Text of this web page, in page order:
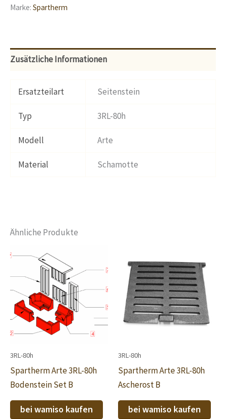
Marke: Spartherm
Zusätzliche Informationen
Ersatzteilart Seitenstein
Typ 3RL-80h
Modell Arte
Material Schamotte
Ähnliche Produkte
3RL-80h
Spartherm Arte 3RL-80h
Bodenstein Set B
bei wamiso kaufen
3RL-80h
Spartherm Arte 3RL-80h
Ascherost B
bei wamiso kaufen